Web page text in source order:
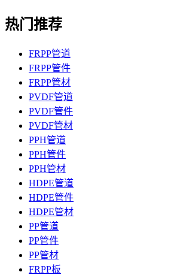
热门推荐
FRPP管道
FRPP管件
FRPP管材
PVDF管道
PVDF管件
PVDF管材
PPH管道
PPH管件
PPH管材
HDPE管道
HDPE管件
HDPE管材
PP管道
PP管件
PP管材
FRPP板